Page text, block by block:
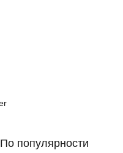
По популярности